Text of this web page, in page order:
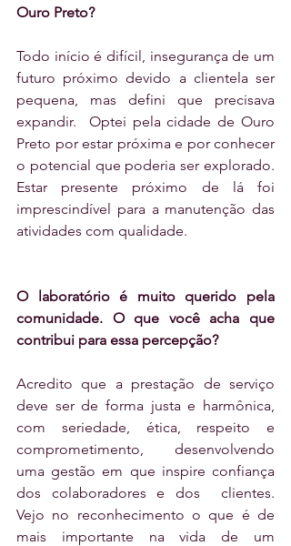
Ouro Preto?
Todo início é difícil, insegurança de um
futuro próximo devido a clientela ser
pequena, mas defini que precisava
expandir.  Optei pela cidade de Ouro
Preto por estar próxima e por conhecer
o potencial que poderia ser explorado.
Estar presente próximo de lá foi
imprescindível para a manutenção das
atividades com qualidade.
O laboratório é muito querido pela
comunidade. O que você acha que
contribui para essa percepção?
Acredito que a prestação de serviço
deve ser de forma justa e harmônica,
com seriedade, ética, respeito e
comprometimento, desenvolvendo
uma gestão em que inspire confiança
dos colaboradores e dos  clientes.
Vejo no reconhecimento o que é de
mais importante na vida de um